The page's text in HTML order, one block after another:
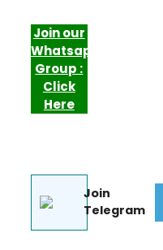
Join our
Whatsapp
Group :
Click
Here
Join
Telegram